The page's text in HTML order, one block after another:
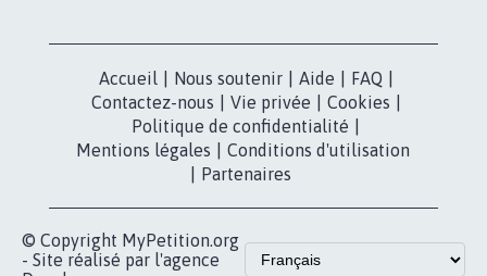
Accueil Nous soutenir Aide FAQ
Contactez-nous
Vie privée Cookies
Politique de confidentialité
Mentions légales
Conditions d'utilisation
Partenaires
© Copyright MyPetition.org
- Site réalisé par l'agence